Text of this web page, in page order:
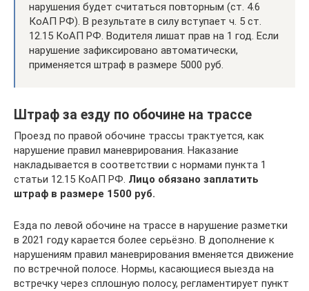
нарушения будет считаться повторным (ст. 4.6
КоАП РФ). В результате в силу вступает ч. 5 ст.
12.15 КоАП РФ. Водителя лишат прав на 1 год. Если
нарушение зафиксировано автоматически,
применяется штраф в размере 5000 руб.
Штраф за езду по обочине на трассе
Проезд по правой обочине трассы трактуется, как
нарушение правил маневрирования. Наказание
накладывается в соответствии с нормами пункта 1
статьи 12.15 КоАП РФ. Лицо обязано заплатить
штраф в размере 1500 руб.
Езда по левой обочине на трассе в нарушение разметки
в 2021 году карается более серьёзно. В дополнение к
нарушениям правил маневрирования вменяется движение
по встречной полосе. Нормы, касающиеся выезда на
встречку через сплошную полосу, регламентирует пункт